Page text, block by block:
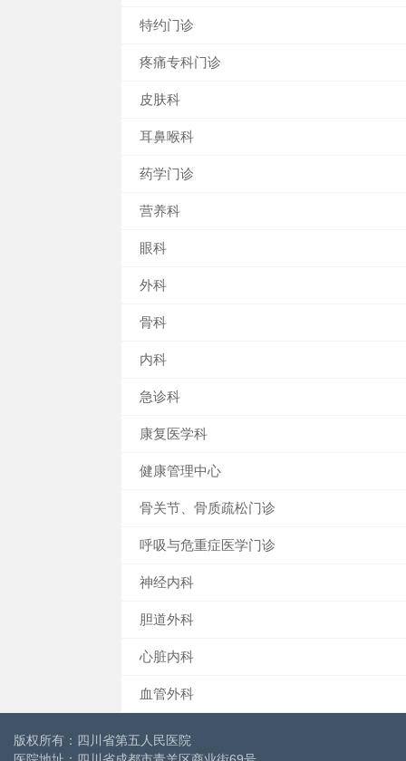
特约门诊
疼痛专科门诊
皮肤科
耳鼻喉科
药学门诊
营养科
眼科
外科
骨科
内科
急诊科
康复医学科
健康管理中心
骨关节、骨质疏松门诊
呼吸与危重症医学门诊
神经内科
胆道外科
心脏内科
血管外科
版权所有：四川省第五人民医院